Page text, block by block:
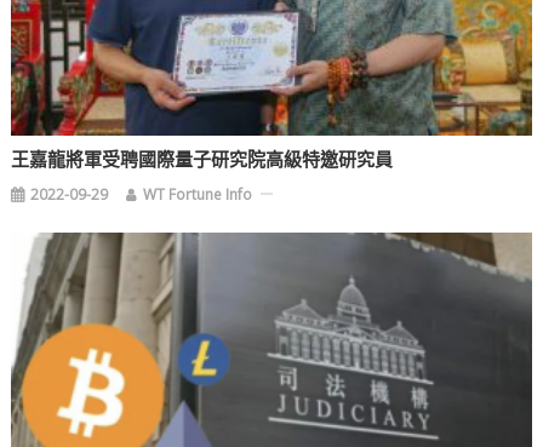
王嘉龍將軍受聘國際量子研究院高級特邀研究員
2022-09-29 WT Fortune Info